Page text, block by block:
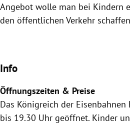
Angebot wolle man bei Kindern
den öffentlichen Verkehr
Info
Öffnungszeiten & Preise
Das Königreich der
bis 19.30 Uhr geöffnet. Kinder